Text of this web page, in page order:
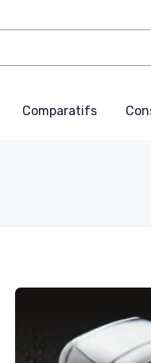
Comparatifs